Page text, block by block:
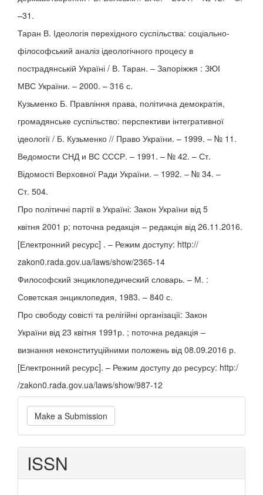
–31.
Таран В. Ідеологія перехідного суспільства: соціально-
філософський аналіз ідеологічного процесу в
пострадянській Україні / В. Таран. – Запоріжжя : ЗЮІ
МВС України. – 2000. – 316 с.
Кузьменко Б. Правління права, політична демократія,
громадянське суспільство: перспективи інтегративної
ідеології / Б. Кузьменко // Право України. – 1999. – № 11.
Ведомости СНД и ВС СССР. – 1991. – № 42. – Ст.
Відомості Верховної Ради України. – 1992. – № 34. –
Ст. 504.
Про політичні партії в Україні: Закон України від 5
квітня 2001 р; поточна редакція – редакція від 26.11.2016.
[Електронний ресурс] . – Режим доступу: http://
zakon0.rada.gov.ua/laws/show/2365-14
Философский энциклопедический словарь. – М. :
Советская энциклопедия, 1983. – 840 с.
Про свободу совісті та релігійні організації: Закон
України від 23 квітня 1991р. ; поточна редакція –
визнання неконституційними положень від 08.09.2016 р.
[Електронний ресурс]. – Режим доступу до ресурсу: http:/
/zakon0.rada.gov.ua/laws/show/987-12
Make
a
Submission
Make a Submission
ISSN